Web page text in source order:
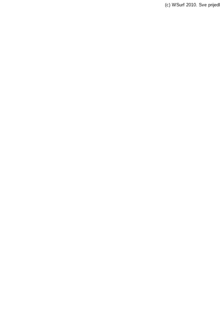
(c) WSurf 2010. Sve